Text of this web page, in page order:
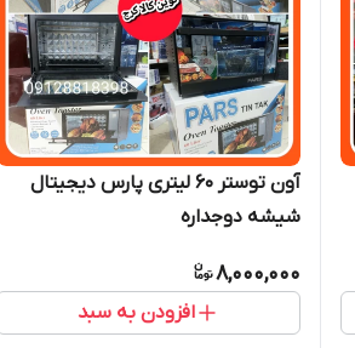
آون توستر ۶۰ لیتری پارس دیجیتال
شیشه دوجداره
8,000,000
افزودن به سبد